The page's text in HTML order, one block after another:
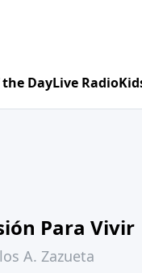
the DayLive Radio
Para Vivir
A. Zazueta